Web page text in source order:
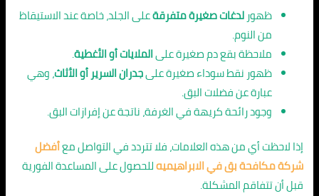
ظهورلدغات صغيرة متفرقةعلى الجلد، خاصة عند الاستيقاظ
من النوم.
ملاحظة بقع دم صغيرة علىالملايات أو الأغطية.
ظهور نقط سوداء صغيرة علىجدران السرير أو الأثاث، وهي
عبارة عن فضلات البق.
وجود رائحة كريهة في الغرفة، ناتجة عن إفرازات البق.
إذا لاحظت أي من هذه العلامات، فلا تتردد في التواصل معأفضل
شركة مكافحة بق في الابراهيميهللحصول على المساعدة الفورية
قبل أن تتفاقم المشكلة.